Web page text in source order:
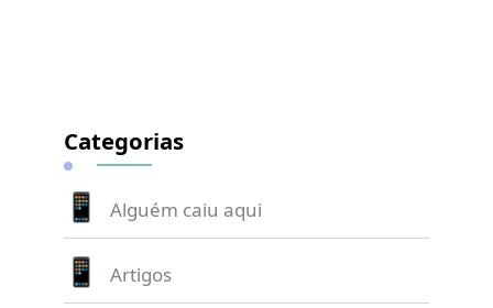
Categorias
Alguém caiu aqui
Artigos